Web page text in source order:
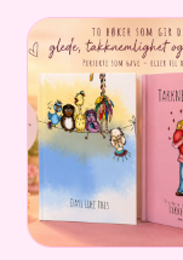
har
kan
på